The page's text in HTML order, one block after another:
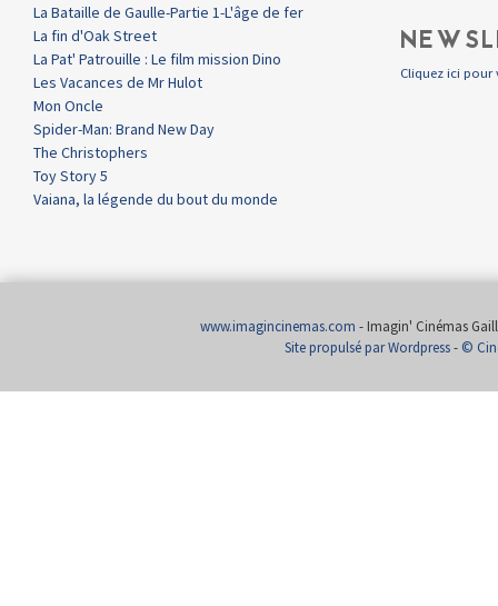
La Bataille de Gaulle-Partie 1-L'âge de fer
La fin d'Oak Street
La Pat' Patrouille : Le film mission Dino
Les Vacances de Mr Hulot
Mon Oncle
Spider-Man: Brand New Day
The Christophers
Toy Story 5
Vaiana, la légende du bout du monde
Cliquez ici pour
www.imagincinemas.com - Imagin' Cinémas
Site propulsé par Wordpress- ©